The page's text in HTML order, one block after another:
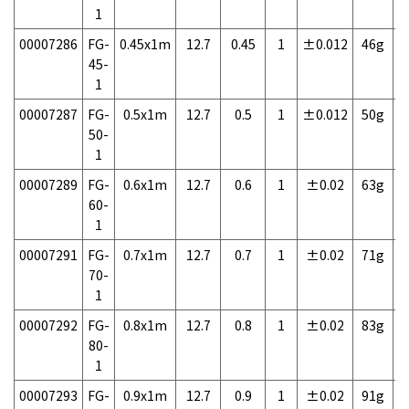
1
00007286
FG-
45-
1
0.45x1m 12.7 0.45 1 ±0.012 46g
00007287
FG-
50-
1
0.5x1m 12.7 0.5 1 ±0.012 50g
00007289
FG-
60-
1
0.6x1m 12.7 0.6 1 ±0.02 63g
00007291
FG-
70-
1
0.7x1m 12.7 0.7 1 ±0.02 71g
00007292
FG-
80-
1
0.8x1m 12.7 0.8 1 ±0.02 83g
00007293
FG-
0.9x1m 12.7 0.9 1 ±0.02 91g